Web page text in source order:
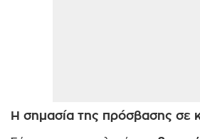
Η σημασία της πρόσβασης σε